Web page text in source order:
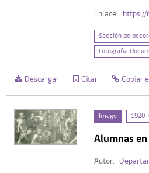
Enlace: https://
Sección de
Fotografía
Descargar Citar Copiar
Image
Alumnas
Autor: